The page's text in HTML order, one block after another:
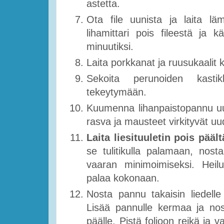
astetta.
Ota file uunista ja laita
lihamittari pois fileestä ja
minuutiksi.
Laita porkkanat ja ruusukaalit
Sekoita perunoiden
tekeytymään.
Kuumenna lihanpaistopannu
rasva ja mausteet virkityvät
Laita liesituuletin pois
se tulitikulla palamaan,
vaaran minimoimiseksi.
palaa kokonaan.
Nosta pannu takaisin
Lisää pannulle kermaa ja
päälle. Pistä folioon reikä ja